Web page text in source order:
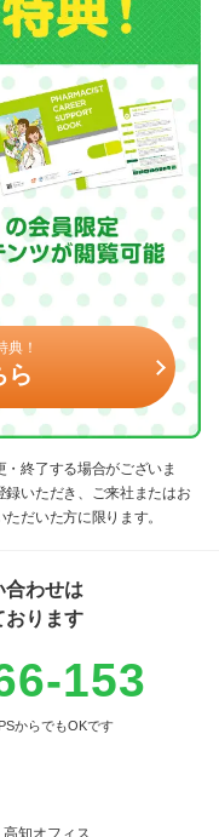
典！
ら
終了する場合がございま
いただき、ご来社またはお
だいた方に限ります。
合わせは
おります
153
からでもOKです